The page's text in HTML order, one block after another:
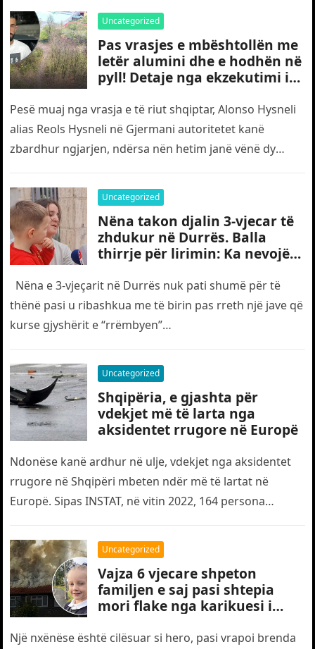
Uncategorized
Pas vrasjes e mbështollën me
letër alumini dhe e hodhën në
pyll! Detaje nga ekzekutimi i
Pesë muaj nga vrasja e të riut shqiptar, Alonso Hysneli
alias Reols Hysneli në Gjermani autoritetet kanë
zbardhur ngjarjen, ndërsa nën hetim janë vënë dy
Uncategorized
Nëna takon djalin 3-vjecar të
zhdukur në Durrës. Balla
thirrje për lirimin: Ka nevojë
Nëna e 3-vjeçarit në Durrës nuk pati shumë për të
thënë pasi u ribashkua me të birin pas rreth një jave që
kurse gjyshërit e “rrëmbyen”…
Uncategorized
Shqipëria, e gjashta për
vdekjet më të larta nga
aksidentet rrugore në Europë
Ndonëse kanë ardhur në ulje, vdekjet nga aksidentet
rrugore në Shqipëri mbeten ndër më të lartat në
Europë. Sipas INSTAT, në vitin 2022, 164 persona
Uncategorized
Vajza 6 vjecare shpeton
familjen e saj pasi shtepia
mori flake nga karikuesi i
Një nxënëse është cilësuar si hero, pasi vrapoi brenda